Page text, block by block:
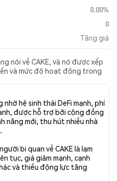
0.00%
0
Tăng giá
nói về CAKE, và nó được xếp
và mức độ hoạt động trong
là Tăng giá. Cuối cùng, có 0 bài
Trên Twitter, 34.59% tweet
so với 5.26% tweet có cảm
60.15% tweet có cảm xúc trung
này dựa trên 133 tweet.
hệ sinh thái DeFi mạnh, phí
được hỗ trợ bởi cộng đồng
năng mới, thu hút nhiều nhà
bi quan về CAKE là lạm
tục, giá giảm mạnh, cạnh
và thiếu động lực tăng